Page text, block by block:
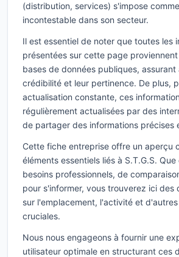
(distribution, services) s'impose
incontestable dans son secteur.
Il est essentiel de noter que toutes les
présentées sur cette page
bases de données publiques, assurant
crédibilité et leur pertinence. De plus,
actualisation constante, ces
régulièrement actualisées par des
de partager des informations précises
Cette fiche entreprise offre un aperçu
éléments essentiels liés à S.T.G.S.
besoins professionnels, de
pour s'informer, vous trouverez ici des
sur l'emplacement, l'activité et
cruciales.
Nous nous engageons à fournir une
utilisateur optimale en structurant ces